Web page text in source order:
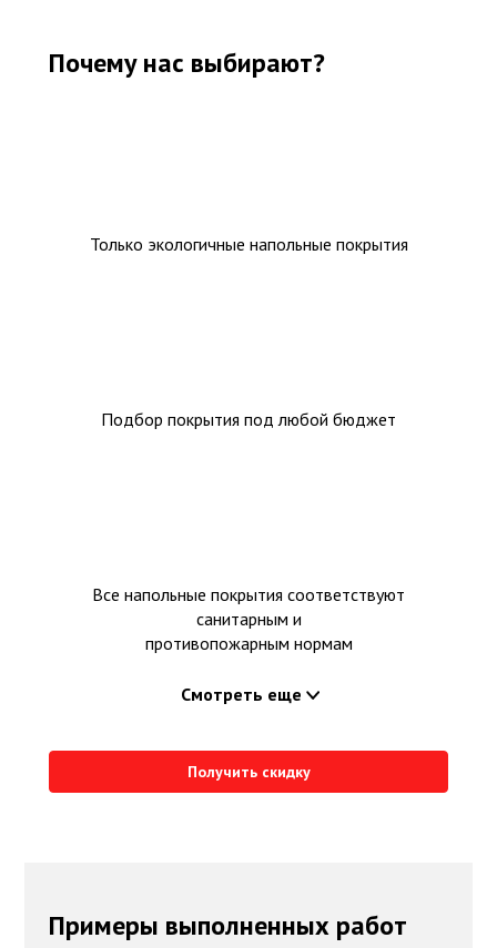
Почему нас выбирают?
Только экологичные напольные покрытия
Подбор покрытия под любой бюджет
Все напольные покрытия соответствуют
санитарным и
противопожарным нормам
Смотреть еще
Получить скидку
Примеры выполненных работ